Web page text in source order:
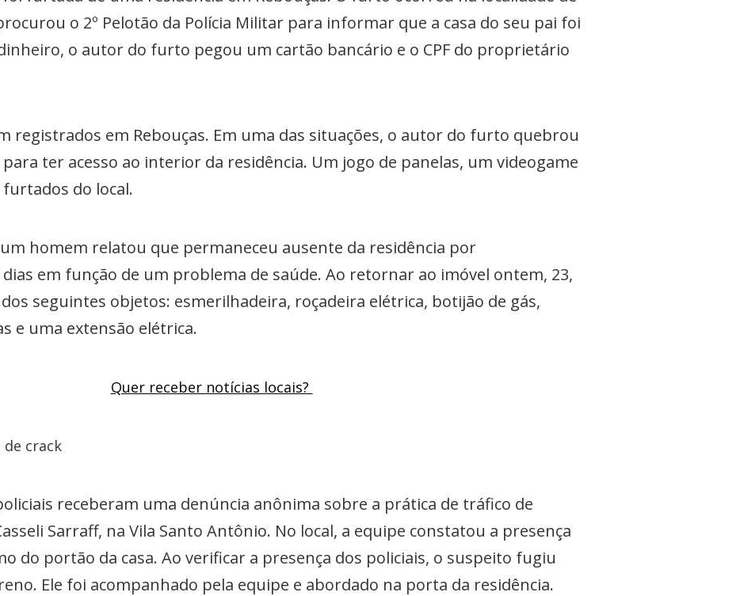
o 2º Pelotão da Polícia Militar para informar que a casa do seu pai foi
o autor do furto pegou um cartão bancário e o CPF do proprietário
registrados em Rebouças. Em uma das situações, o autor do furto quebrou
ter acesso ao interior da residência. Um jogo de panelas, um videogame
do local.
homem relatou que permaneceu ausente da residência por
em função de um problema de saúde. Ao retornar ao imóvel ontem, 23,
seguintes objetos: esmerilhadeira, roçadeira elétrica, botijão de gás,
e uma extensão elétrica.
Quer receber notícias locais?
de crack
receberam uma denúncia anônima sobre a prática de tráfico de
Sarraff, na Vila Santo Antônio. No local, a equipe constatou a presença
do portão da casa. Ao verificar a presença dos policiais, o suspeito fugiu
Ele foi acompanhado pela equipe e abordado na porta da residência.